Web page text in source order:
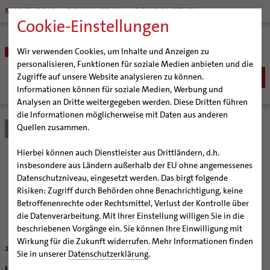
Cookie-Einstellungen
Wir verwenden Cookies, um Inhalte und Anzeigen zu
personalisieren, Funktionen für soziale Medien anbieten und die
Zugriffe auf unsere Website analysieren zu können.
Informationen können für soziale Medien, Werbung und
Analysen an Dritte weitergegeben werden. Diese Dritten führen
die Informationen möglicherweise mit Daten aus anderen
Quellen zusammen.
Hierbei können auch Dienstleister aus Drittländern, d.h.
insbesondere aus Ländern außerhalb der EU ohne angemessenes
Datenschutzniveau, eingesetzt werden. Das birgt folgende
Risiken: Zugriff durch Behörden ohne Benachrichtigung, keine
Betroffenenrechte oder Rechtsmittel, Verlust der Kontrolle über
die Datenverarbeitung. Mit Ihrer Einstellung willigen Sie in die
beschriebenen Vorgänge ein. Sie können Ihre Einwilligung mit
Wirkung für die Zukunft widerrufen. Mehr Informationen finden
Sie in unserer Datenschutzerklärung.
MARIENDOM DOMMUSEUM DOMBIBLIOTHEK
BISTUM
Bischöfe
Weihbischof Dr. Martin Marahrens
Bischof em. Norbert Trelle
Weihbischof em. Bongartz
Weihbischof em. Schwerdtfeger
Weihbischof em. Koitz
Bischof em. Dr. Wüstenberg
Generalvikariat
Gremien
Diözesangericht
Gemeindegremien
Pfarrgemeinden
Hildesheimer Dom
Virtueller Rundgang durch den Dom
Tausendjähriger Rosenstock
Die Hildesheimer Dommusik
Wallfahrten | Pilgern
Termine Wallfahrten und Pilgern
Jakobswege im Bistum Hildesheim
Veranstaltungen
Strategieprozess
Jugend
Bistum Hildesheim
Glauben in Gemeinschaft
Chrisammesse im Hildesheimer Dom wird zum
Jugendtreffen
29.03.2007